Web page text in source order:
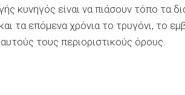
κυνηγός είναι να πιάσουν τόπο τα
τα επόμενα χρόνια το τρυγόνι, το
τους περιοριστικούς όρους.